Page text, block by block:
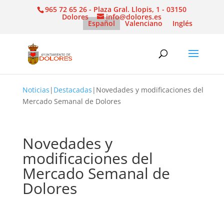
965 72 65 26 - Plaza Gral. Llopis, 1 - 03150
Dolores info@dolores.es
Español Valenciano Inglés
Noticias | Destacadas | Novedades y modificaciones del
Mercado Semanal de Dolores
Novedades y
modificaciones del
Mercado Semanal de
Dolores